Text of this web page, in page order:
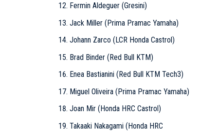
Fermin Aldeguer (Gresini)
Jack Miller (Prima Pramac Yamaha)
Johann Zarco (LCR Honda Castrol)
Brad Binder (Red Bull KTM)
Enea Bastianini (Red Bull KTM Tech3)
Miguel Oliveira (Prima Pramac Yamaha)
Joan Mir (Honda HRC Castrol)
Takaaki Nakagami (Honda HRC